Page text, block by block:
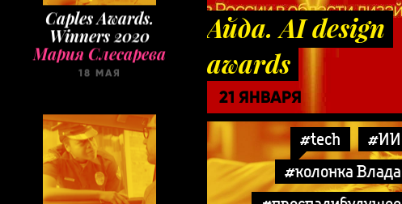
Caples Awards.
Winners 2020
Мария Слесарева
18 МАЯ
Айда. AI design
awards
21 ЯНВАРЯ
#tech
#ИИ
#колонка Влада